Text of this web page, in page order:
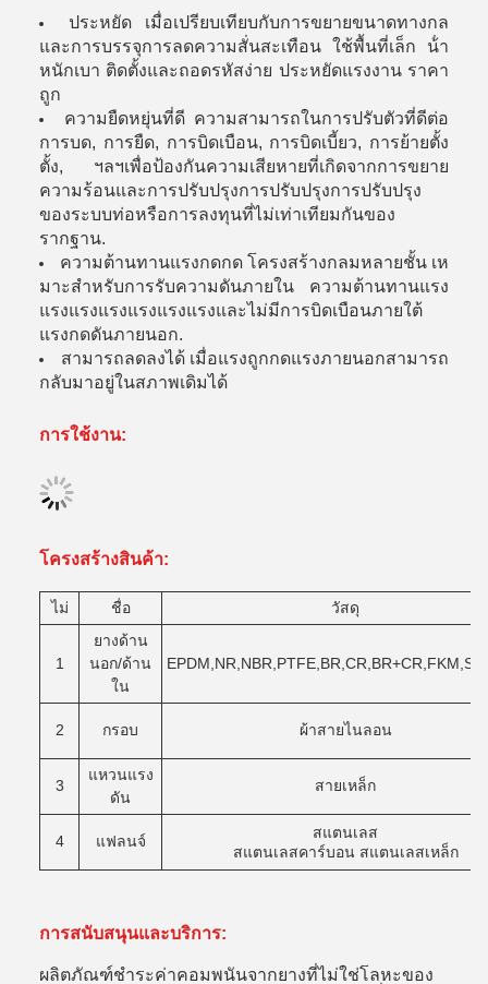
ประหยัด เมื่อเปรียบเทียบกับการขยายขนาดทางกล
และการบรรจุการลดความสั่นสะเทือน ใช้พื้นที่เล็ก น้ํา
หนักเบา ติดตั้งและถอดรหัสง่าย ประหยัดแรงงาน ราคา
ถูก
ความยืดหยุ่นที่ดี ความสามารถในการปรับตัวที่ดีต่อ
การบด, การยืด, การบิดเบือน, การบิดเบี้ยว, การย้ายตั้ง
ตั้ง, ฯลฯเพื่อป้องกันความเสียหายที่เกิดจากการขยาย
ความร้อนและการปรับปรุงการปรับปรุงการปรับปรุง
ของระบบท่อหรือการลงทุนที่ไม่เท่าเทียมกันของ
รากฐาน.
ความต้านทานแรงกดกด โครงสร้างกลมหลายชั้น เห
มาะสําหรับการรับความดันภายใน ความต้านทานแรง
แรงแรงแรงแรงแรงแรงและไม่มีการบิดเบือนภายใต้
แรงกดดันภายนอก.
สามารถลดลงได้ เมื่อแรงถูกกดแรงภายนอกสามารถ
กลับมาอยู่ในสภาพเดิมได้
การใช้งาน:
โครงสร้างสินค้า:
ไม่ ชื่อ วัสดุ
1
ยางด้าน
นอก/ด้าน
ใน
2 กรอบ ผ้าสายไนลอน
3
แหวนแรง
ดัน
สายเหล็ก
4 แฟลนจ์
สแตนเลส
สแตนเลสคาร์บอน สแตนเลสเหล็ก
การสนับสนุนและบริการ:
ผลิตภัณฑ์ชําระค่าคอมพนันจากยางที่ไม่ใช่โลหะของ